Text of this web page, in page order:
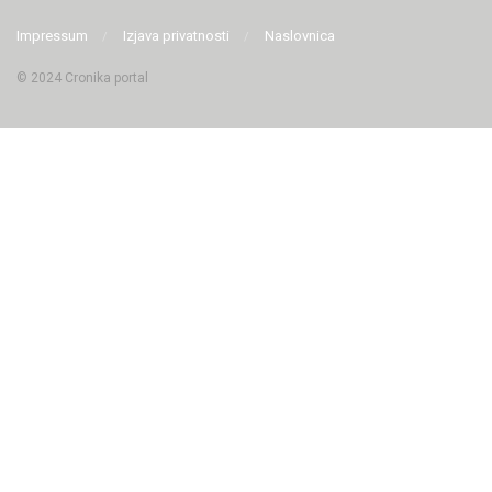
Impressum Izjava privatnosti Naslovnica
© 2024 Cronika portal